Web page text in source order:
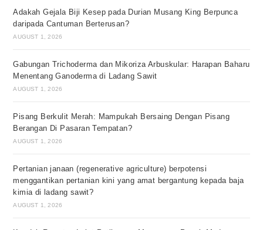
Adakah Gejala Biji Kesep pada Durian Musang King Berpunca
daripada Cantuman Berterusan?
AUGUST 1, 2026
Gabungan Trichoderma dan Mikoriza Arbuskular: Harapan Baharu
Menentang Ganoderma di Ladang Sawit
AUGUST 1, 2026
Pisang Berkulit Merah: Mampukah Bersaing Dengan Pisang
Berangan Di Pasaran Tempatan?
AUGUST 1, 2026
Pertanian janaan (regenerative agriculture) berpotensi
menggantikan pertanian kini yang amat bergantung kepada baja
kimia di ladang sawit?
AUGUST 1, 2026